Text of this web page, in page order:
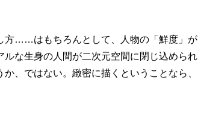
方……はもちろんとして、人物の「鮮度」が
な生身の人間が二次元空間に閉じ込められ
、ではない。緻密に描くということなら、